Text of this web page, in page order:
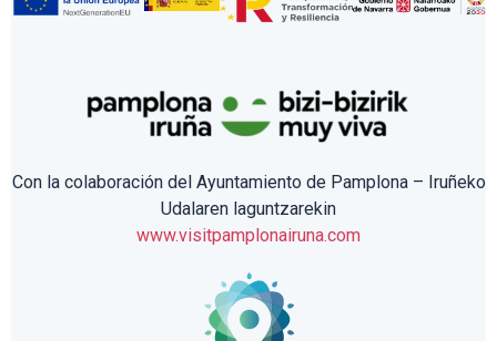
Con la colaboración del Ayuntamiento de Pamplona – Iruñeko
Udalaren laguntzarekin
www.visitpamplonairuna.com